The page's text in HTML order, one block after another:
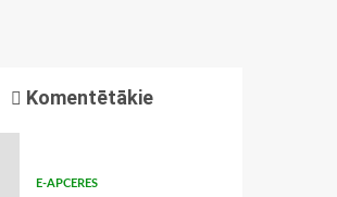
Komentētākie
E-APCERES